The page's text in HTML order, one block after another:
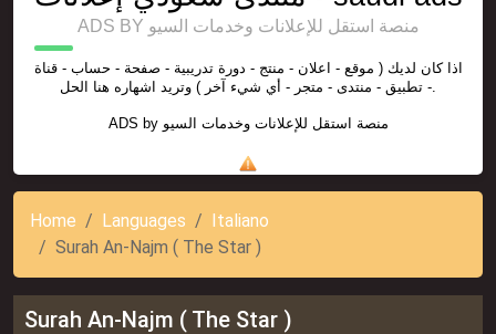
ADS BY منصة استقل للإعلانات وخدمات السيو
اذا كان لديك ( موقع - اعلان - منتج - دورة تدريبية - صفحة - حساب - قناة
- تطبيق - منتدى - متجر - أي شيء آخر ) وتريد اشهاره هنا الحل.
ADS by منصة استقل للإعلانات وخدمات السيو
Home Languages
Italiano
Surah An-Najm ( The Star )
Surah An-Najm ( The Star )